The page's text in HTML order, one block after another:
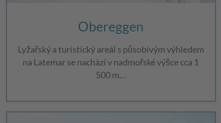
Obereggen
Lyžařský a turistický areál s působivým výhledem
na Latemar se nachází v nadmořské výšce cca 1
500 m…